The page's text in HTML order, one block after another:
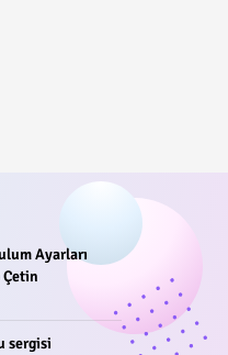
Ayarları
Çetin
sergisi